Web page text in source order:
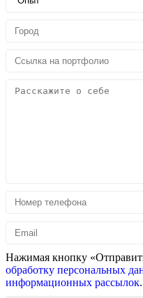
Нажимая кнопку
обработку персональных
информационных рассылок.